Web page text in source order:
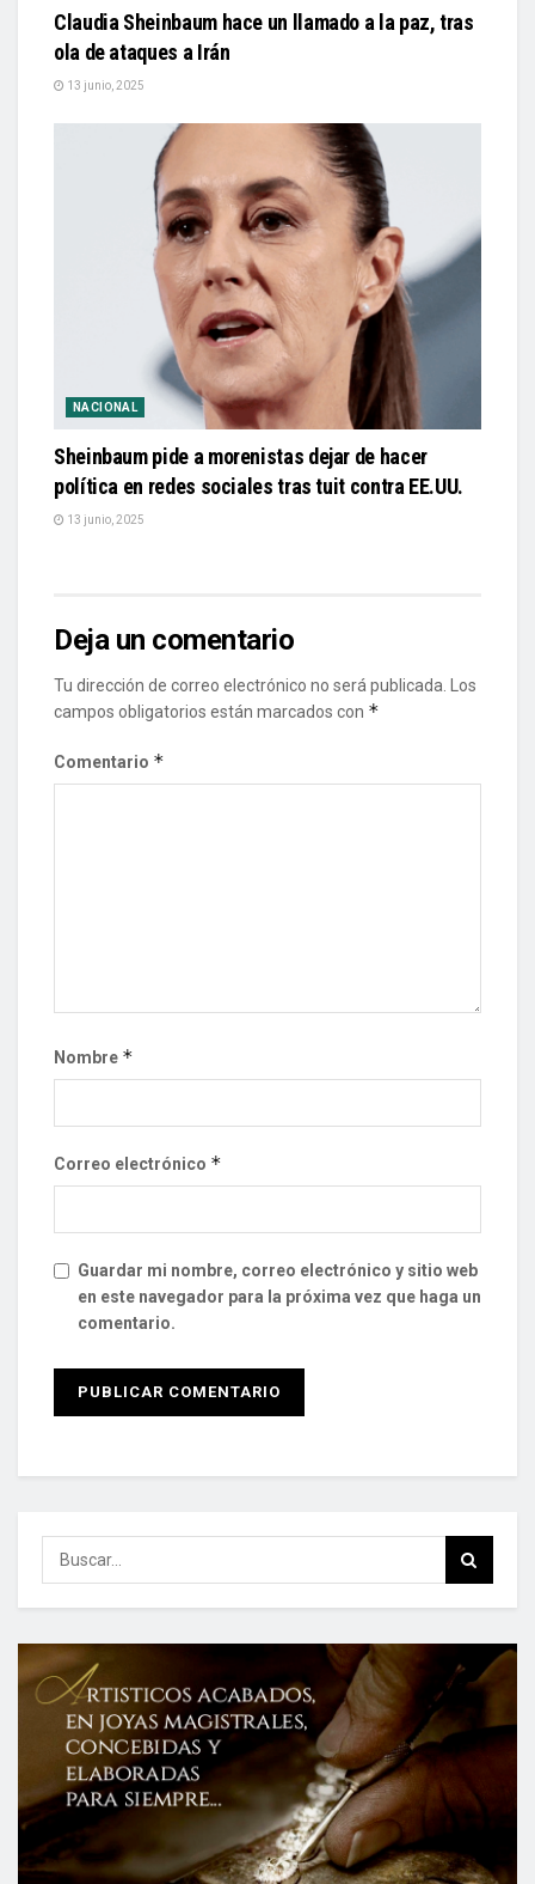
Claudia Sheinbaum hace un llamado a la paz, tras
ola de ataques a Irán
13 junio, 2025
NACIONAL
Sheinbaum pide a morenistas dejar de hacer
política en redes sociales tras tuit contra EE.UU.
13 junio, 2025
Deja un comentario
Tu dirección de correo electrónico no será publicada.
Los
campos obligatorios están marcados con *
Comentario *
Nombre *
Correo electrónico *
Guardar mi nombre, correo electrónico y sitio web
en este navegador para la próxima vez que haga un
comentario.